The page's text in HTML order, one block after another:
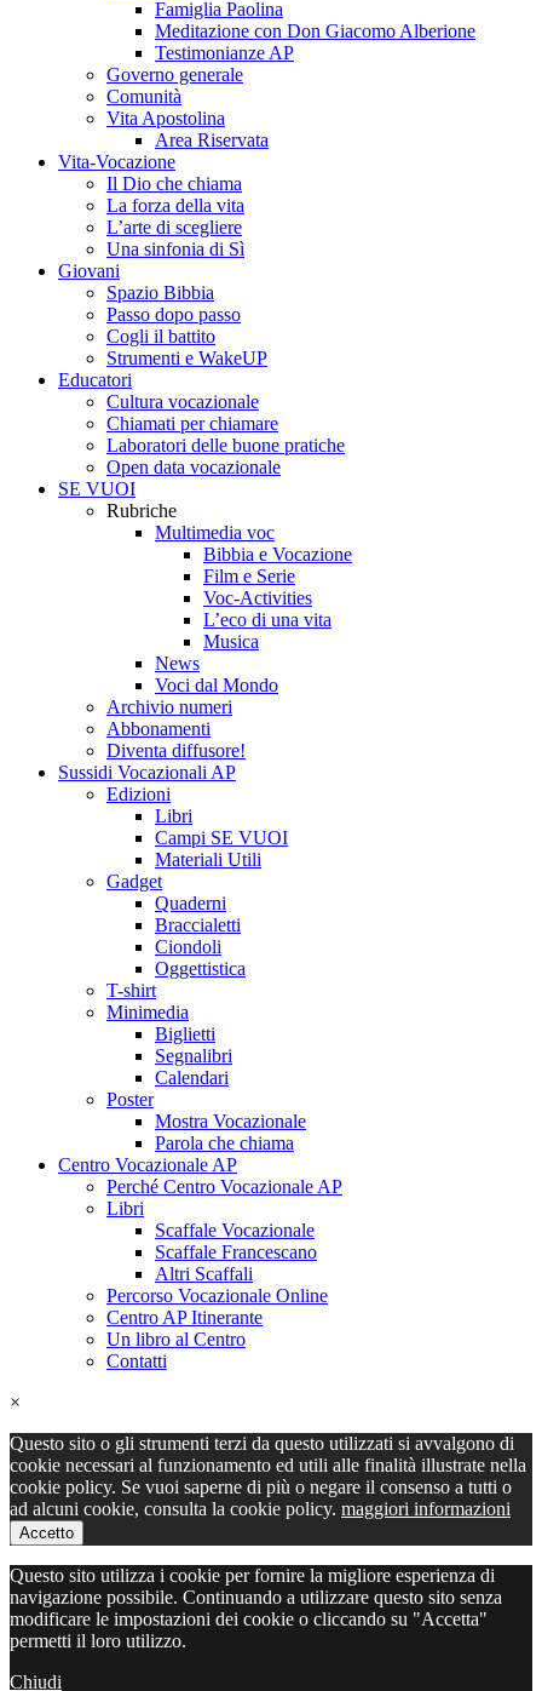
Famiglia Paolina
Meditazione con Don Giacomo Alberione
Testimonianze AP
Governo generale
Comunità
Vita Apostolina
Area Riservata
Vita-Vocazione
Il Dio che chiama
La forza della vita
L’arte di scegliere
Una sinfonia di Sì
Giovani
Spazio Bibbia
Passo dopo passo
Cogli il battito
Strumenti e WakeUP
Educatori
Cultura vocazionale
Chiamati per chiamare
Laboratori delle buone pratiche
Open data vocazionale
SE VUOI
Rubriche
Multimedia voc
Bibbia e Vocazione
Film e Serie
Voc-Activities
L’eco di una vita
Musica
News
Voci dal Mondo
Archivio numeri
Abbonamenti
Diventa diffusore!
Sussidi Vocazionali AP
Edizioni
Libri
Campi SE VUOI
Materiali Utili
Gadget
Quaderni
Braccialetti
Ciondoli
Oggettistica
T-shirt
Minimedia
Biglietti
Segnalibri
Calendari
Poster
Mostra Vocazionale
Parola che chiama
Centro Vocazionale AP
Perché Centro Vocazionale AP
Libri
Scaffale Vocazionale
Scaffale Francescano
Altri Scaffali
Percorso Vocazionale Online
Centro AP Itinerante
Un libro al Centro
Contatti
×
Questo sito o gli strumenti terzi da questo utilizzati si avvalgono di
cookie necessari al funzionamento ed utili alle finalità illustrate nella
cookie policy. Se vuoi saperne di più o negare il consenso a tutti o
ad alcuni cookie, consulta la cookie policy. maggiori informazioni
Accetto
Questo sito utilizza i cookie per fornire la migliore esperienza di
navigazione possibile. Continuando a utilizzare questo sito senza
modificare le impostazioni dei cookie o cliccando su "Accetta"
permetti il loro utilizzo.
Chiudi